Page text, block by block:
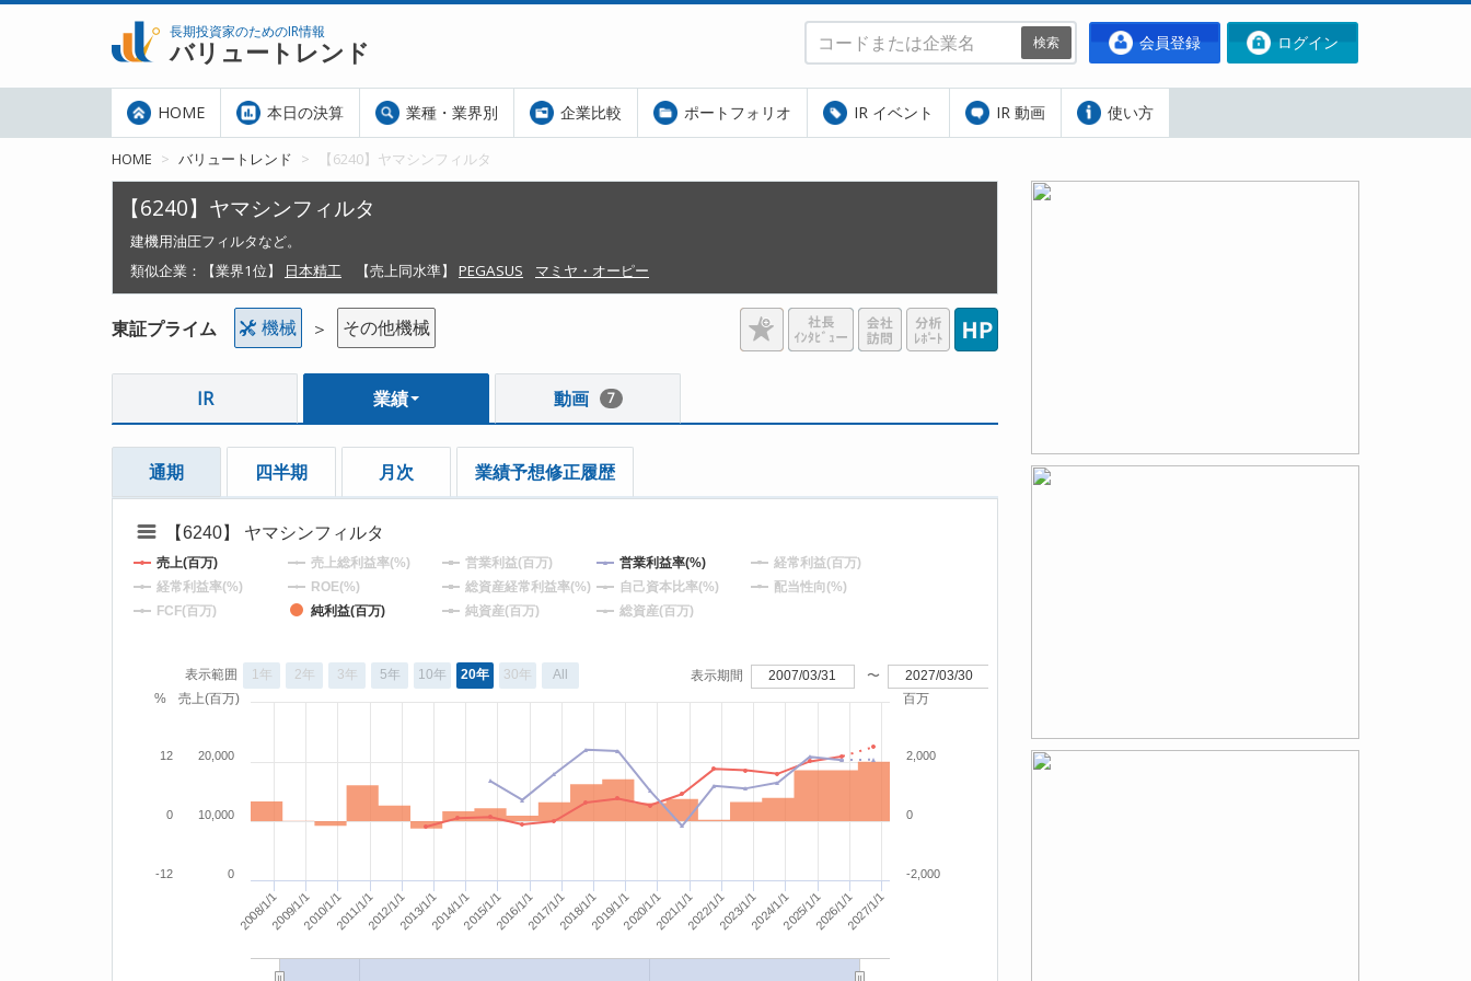
長期投資家のためのIR情報
バリュートレンド 会員登録 ログイン
検索
HOME 本日の決算 業種・業界別 企業比較 ポートフォリオ IR イベント IR 動画 使い方
HOME バリュートレンド 【6240】ヤマシンフィルタ
【6240】ヤマシンフィルタ
建機用油圧フィルタなど。
類似企業：
【業界1位】 日本精工 【売上同水準】 PEGASUS マミヤ・オーピー
東証プライム 機械 ＞ その他機械
IR 業績 動画 7
通期 四半期 月次 業績予想修正履歴
売上(百万)
% 百万
【6240】 ヤマシンフィルタ
2008/1/12009/1/12010/1/12011/1/12012/1/12013/1/12014/1/12015/1/12016/1/12017/1/12018/1/12019/1/12020/1/12021/1/12022/1/12023/1/12024/1/12025/1/12026/1/12027/1/1
10,000
20,000
0
0
-12
12
0
2,000
-2,000
表示範囲 1年 2年 3年 5年 10年 20年 30年 All 表示期間 2007/03/31 〜 2027/03/30
売上(百万) 売上総利益率(%) 営業利益(百万) 営業利益率(%)
経常利益(百万)
経常利益率(%)
ROE(%) 総資産経常利益率(%) 自己資本比率(%)
配当性向(%)
FCF(百万)
純利益(百万) 純資産(百万) 総資産(百万)